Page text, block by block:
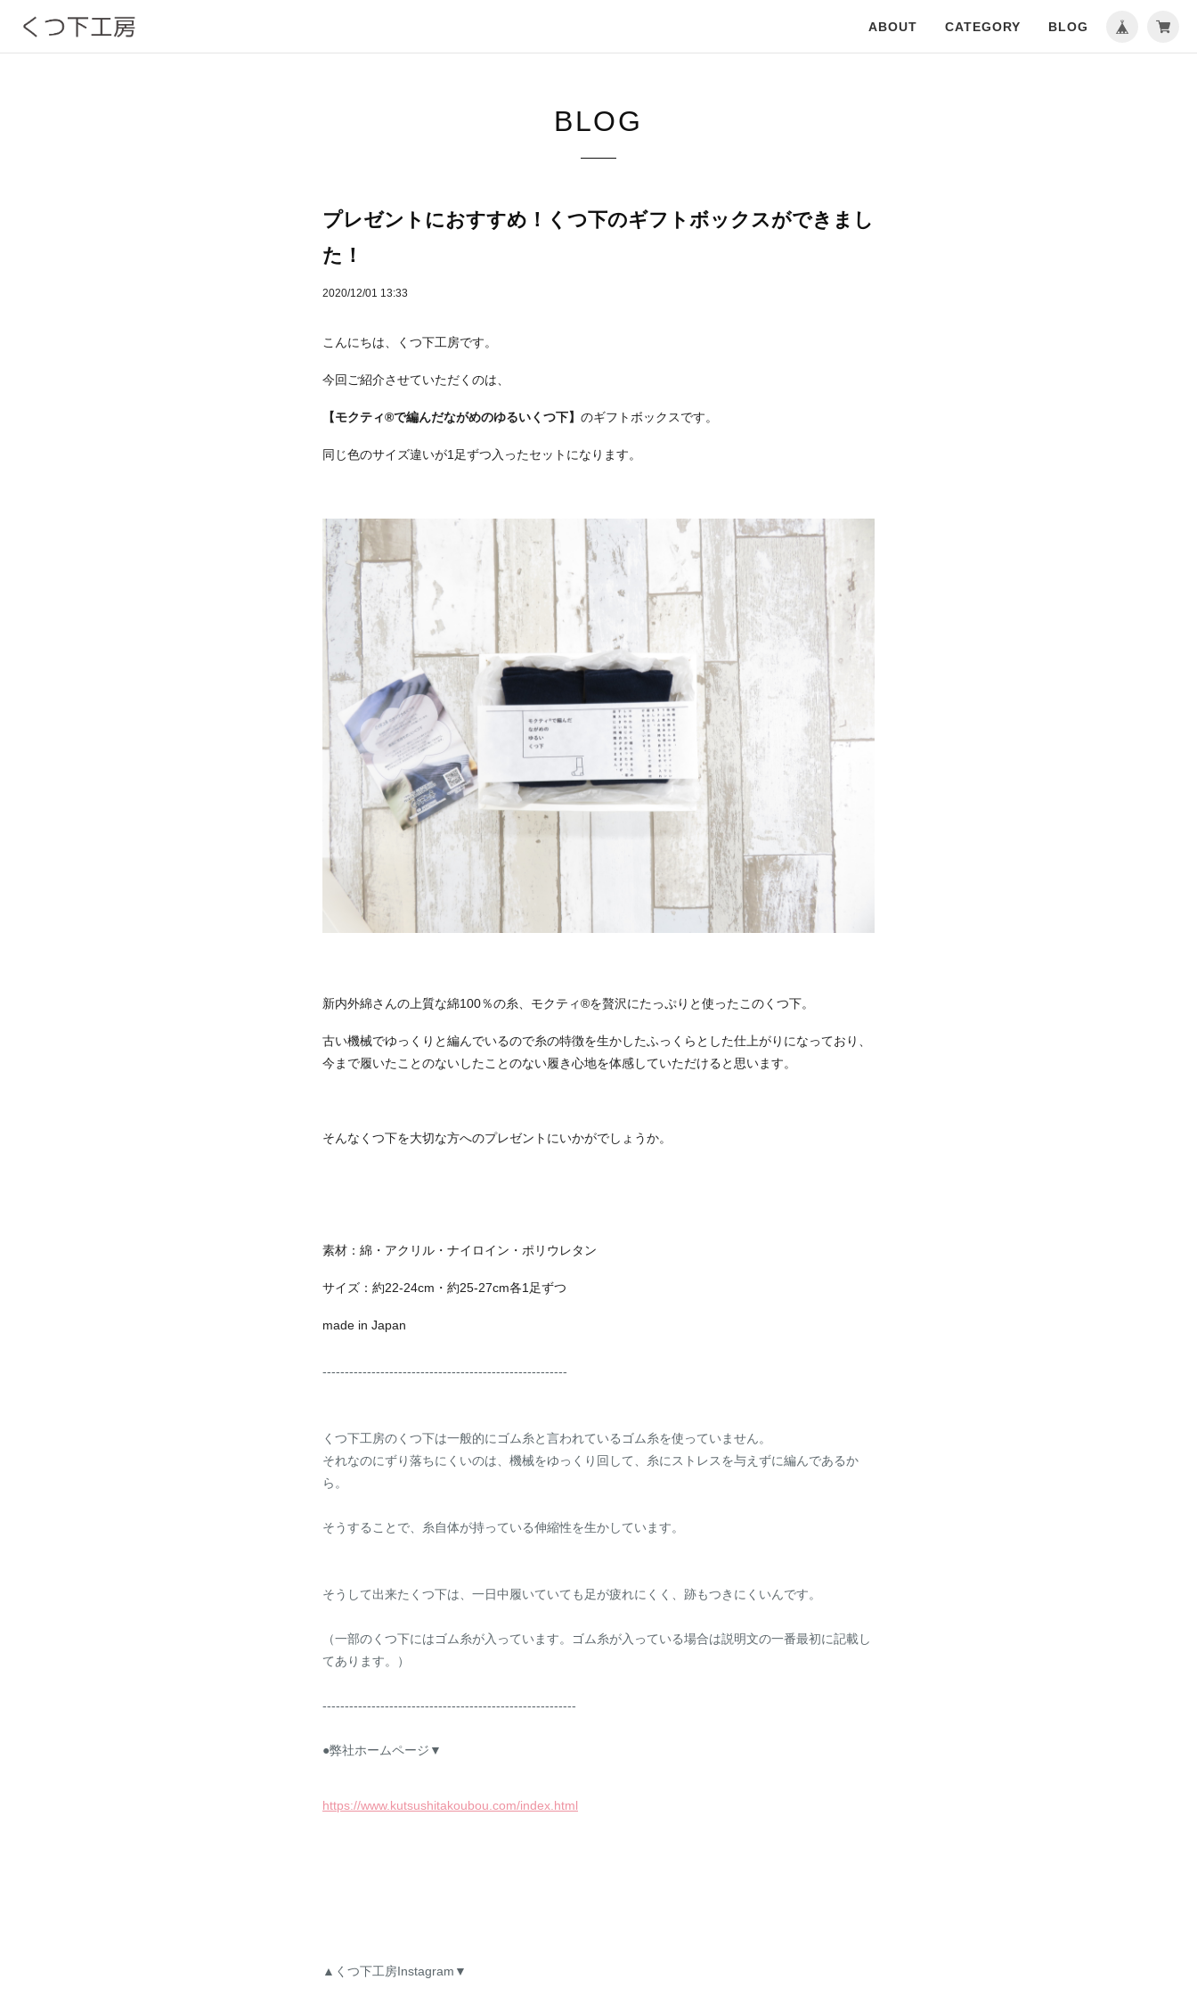
ABOUT CATEGORY BLOG
BLOG
プレゼントにおすすめ！くつ下のギフトボックスができまし
た！
2020/12/01 13:33
こんにちは、くつ下工房です。
今回ご紹介させていただくのは、
【モクティ®で編んだながめのゆるいくつ下】 のギフトボックスです。
同じ色のサイズ違いが1足ずつ入ったセットになります。
新内外綿さんの上質な綿100％の糸、モクティ®を贅沢にたっぷりと使ったこのくつ下。
古い機械でゆっくりと編んでいるので糸の特徴を生かしたふっくらとした仕上がりになっており、
今まで履いたことのないしたことのない履き心地を体感していただけると思います。
そんなくつ下を大切な方へのプレゼントにいかがでしょうか。
素材：綿・アクリル・ナイロイン・ポリウレタン
サイズ：約22-24cm・約25-27cm各1足ずつ
made in Japan
-------------------------------------------------------
くつ下工房のくつ下は一般的にゴム糸と言われているゴム糸を使っていません。
それなのにずり落ちにくいのは、機械をゆっくり回して、糸にストレスを与えずに編んであるか
ら。
そうすることで、糸自体が持っている伸縮性を生かしています。
そうして出来たくつ下は、一日中履いていても足が疲れにくく、跡もつきにくいんです。
（一部のくつ下にはゴム糸が入っています。ゴム糸が入っている場合は説明文の一番最初に記載し
てあります。）
---------------------------------------------------------
●弊社ホームページ▼
https://www.kutsushitakoubou.com/index.html
▲くつ下工房Instagram▼